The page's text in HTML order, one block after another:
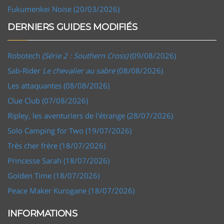
Fukumenkei Noise (20/03/2026)
DERNIERS GUIDES MODIFIÉS
Robotech (Série 2 : Southern Cross)(09/08/2026)
Sab-Rider Le chevalier au sabre(08/08/2026)
Les attaquantes (08/08/2026)
Clue Club (07/08/2026)
Ripley, les aventuriers de l'étrange (28/07/2026)
Solo Camping for Two (19/07/2026)
Très cher frère (18/07/2026)
Princesse Sarah (18/07/2026)
Golden Time (18/07/2026)
Peace Maker Kurogane (18/07/2026)
INFORMATIONS